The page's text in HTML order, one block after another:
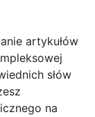
artykułów
słów
na